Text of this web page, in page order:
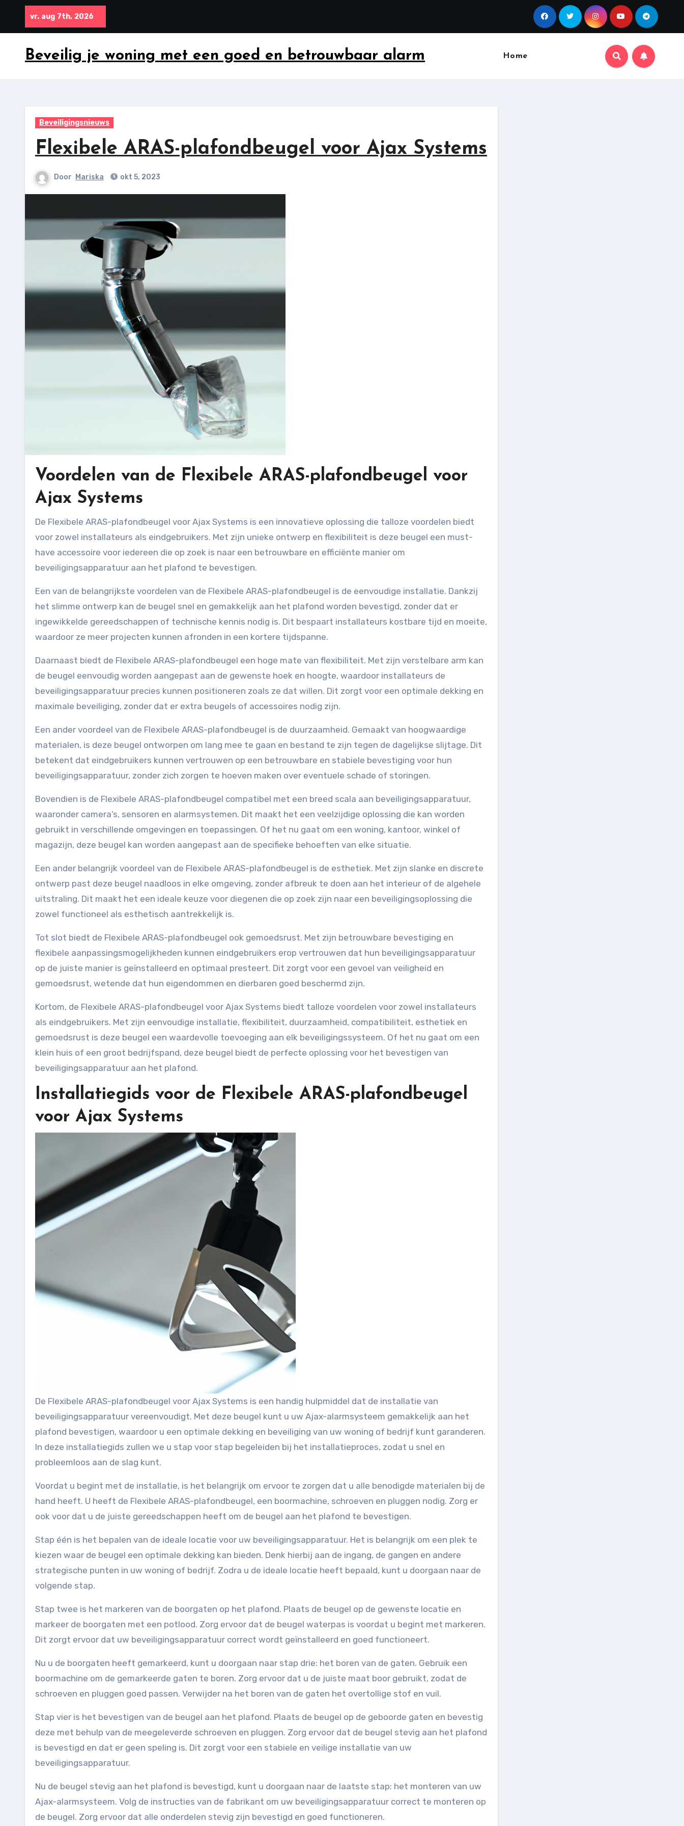
inhoud
vr. aug 7th, 2026
Beveilig je woning met een goed en betrouwbaar alarm Home
Beveiligingsnieuws
Flexibele ARAS-plafondbeugel voor Ajax Systems
Door Mariska okt 5, 2023
Voordelen van de Flexibele ARAS-plafondbeugel voor
Ajax Systems
De Flexibele ARAS-plafondbeugel voor Ajax Systems is een innovatieve oplossing die talloze voordelen biedt
voor zowel installateurs als eindgebruikers. Met zijn unieke ontwerp en flexibiliteit is deze beugel een must-
have accessoire voor iedereen die op zoek is naar een betrouwbare en efficiënte manier om
beveiligingsapparatuur aan het plafond te bevestigen.
Een van de belangrijkste voordelen van de Flexibele ARAS-plafondbeugel is de eenvoudige installatie. Dankzij
het slimme ontwerp kan de beugel snel en gemakkelijk aan het plafond worden bevestigd, zonder dat er
ingewikkelde gereedschappen of technische kennis nodig is. Dit bespaart installateurs kostbare tijd en moeite,
waardoor ze meer projecten kunnen afronden in een kortere tijdspanne.
Daarnaast biedt de Flexibele ARAS-plafondbeugel een hoge mate van flexibiliteit. Met zijn verstelbare arm kan
de beugel eenvoudig worden aangepast aan de gewenste hoek en hoogte, waardoor installateurs de
beveiligingsapparatuur precies kunnen positioneren zoals ze dat willen. Dit zorgt voor een optimale dekking en
maximale beveiliging, zonder dat er extra beugels of accessoires nodig zijn.
Een ander voordeel van de Flexibele ARAS-plafondbeugel is de duurzaamheid. Gemaakt van hoogwaardige
materialen, is deze beugel ontworpen om lang mee te gaan en bestand te zijn tegen de dagelijkse slijtage. Dit
betekent dat eindgebruikers kunnen vertrouwen op een betrouwbare en stabiele bevestiging voor hun
beveiligingsapparatuur, zonder zich zorgen te hoeven maken over eventuele schade of storingen.
Bovendien is de Flexibele ARAS-plafondbeugel compatibel met een breed scala aan beveiligingsapparatuur,
waaronder camera’s, sensoren en alarmsystemen. Dit maakt het een veelzijdige oplossing die kan worden
gebruikt in verschillende omgevingen en toepassingen. Of het nu gaat om een woning, kantoor, winkel of
magazijn, deze beugel kan worden aangepast aan de specifieke behoeften van elke situatie.
Een ander belangrijk voordeel van de Flexibele ARAS-plafondbeugel is de esthetiek. Met zijn slanke en discrete
ontwerp past deze beugel naadloos in elke omgeving, zonder afbreuk te doen aan het interieur of de algehele
uitstraling. Dit maakt het een ideale keuze voor diegenen die op zoek zijn naar een beveiligingsoplossing die
zowel functioneel als esthetisch aantrekkelijk is.
Tot slot biedt de Flexibele ARAS-plafondbeugel ook gemoedsrust. Met zijn betrouwbare bevestiging en
flexibele aanpassingsmogelijkheden kunnen eindgebruikers erop vertrouwen dat hun beveiligingsapparatuur
op de juiste manier is geïnstalleerd en optimaal presteert. Dit zorgt voor een gevoel van veiligheid en
gemoedsrust, wetende dat hun eigendommen en dierbaren goed beschermd zijn.
Kortom, de Flexibele ARAS-plafondbeugel voor Ajax Systems biedt talloze voordelen voor zowel installateurs
als eindgebruikers. Met zijn eenvoudige installatie, flexibiliteit, duurzaamheid, compatibiliteit, esthetiek en
gemoedsrust is deze beugel een waardevolle toevoeging aan elk beveiligingssysteem. Of het nu gaat om een
klein huis of een groot bedrijfspand, deze beugel biedt de perfecte oplossing voor het bevestigen van
beveiligingsapparatuur aan het plafond.
Installatiegids voor de Flexibele ARAS-plafondbeugel
voor Ajax Systems
De Flexibele ARAS-plafondbeugel voor Ajax Systems is een handig hulpmiddel dat de installatie van
beveiligingsapparatuur vereenvoudigt. Met deze beugel kunt u uw Ajax-alarmsysteem gemakkelijk aan het
plafond bevestigen, waardoor u een optimale dekking en beveiliging van uw woning of bedrijf kunt garanderen.
In deze installatiegids zullen we u stap voor stap begeleiden bij het installatieproces, zodat u snel en
probleemloos aan de slag kunt.
Voordat u begint met de installatie, is het belangrijk om ervoor te zorgen dat u alle benodigde materialen bij de
hand heeft. U heeft de Flexibele ARAS-plafondbeugel, een boormachine, schroeven en pluggen nodig. Zorg er
ook voor dat u de juiste gereedschappen heeft om de beugel aan het plafond te bevestigen.
Stap één is het bepalen van de ideale locatie voor uw beveiligingsapparatuur. Het is belangrijk om een plek te
kiezen waar de beugel een optimale dekking kan bieden. Denk hierbij aan de ingang, de gangen en andere
strategische punten in uw woning of bedrijf. Zodra u de ideale locatie heeft bepaald, kunt u doorgaan naar de
volgende stap.
Stap twee is het markeren van de boorgaten op het plafond. Plaats de beugel op de gewenste locatie en
markeer de boorgaten met een potlood. Zorg ervoor dat de beugel waterpas is voordat u begint met markeren.
Dit zorgt ervoor dat uw beveiligingsapparatuur correct wordt geïnstalleerd en goed functioneert.
Nu u de boorgaten heeft gemarkeerd, kunt u doorgaan naar stap drie: het boren van de gaten. Gebruik een
boormachine om de gemarkeerde gaten te boren. Zorg ervoor dat u de juiste maat boor gebruikt, zodat de
schroeven en pluggen goed passen. Verwijder na het boren van de gaten het overtollige stof en vuil.
Stap vier is het bevestigen van de beugel aan het plafond. Plaats de beugel op de geboorde gaten en bevestig
deze met behulp van de meegeleverde schroeven en pluggen. Zorg ervoor dat de beugel stevig aan het plafond
is bevestigd en dat er geen speling is. Dit zorgt voor een stabiele en veilige installatie van uw
beveiligingsapparatuur.
Nu de beugel stevig aan het plafond is bevestigd, kunt u doorgaan naar de laatste stap: het monteren van uw
Ajax-alarmsysteem. Volg de instructies van de fabrikant om uw beveiligingsapparatuur correct te monteren op
de beugel. Zorg ervoor dat alle onderdelen stevig zijn bevestigd en goed functioneren.